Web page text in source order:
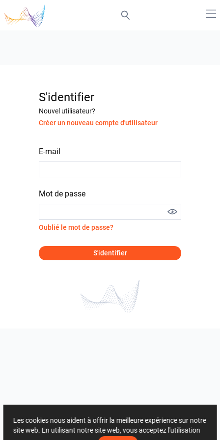
S'identifier
Nouvel utilisateur?
Créer un nouveau compte d'utilisateur
E-mail
Mot de passe
Oublié le mot de passe?
S'identifier
Les cookies nous aident à offrir la meilleure expérience sur notre
site web. En utilisant notre site web, vous acceptez l'utilisation